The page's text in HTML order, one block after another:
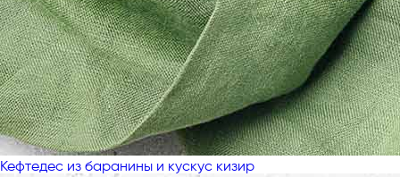
Кефтедес из баранины и кускус кизир